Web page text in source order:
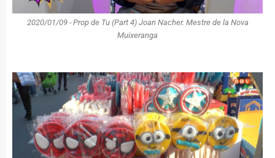
2020/01/09 - Prop de Tu (Part 4) Joan Nacher. Mestre de la Nova
Muixeranga